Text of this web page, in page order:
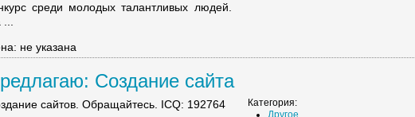
среди молодых талантливых людей.
не указана
Создание сайта
сайтов. Обращайтесь. ICQ: 192764
Категория:
Другое